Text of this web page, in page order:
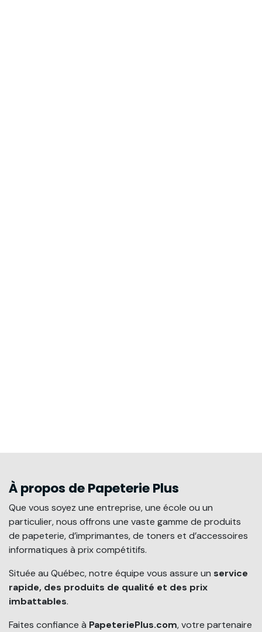
À propos de Papeterie Plus
Que vous soyez une entreprise, une école ou un
particulier, nous offrons une vaste gamme de produits
de papeterie, d’imprimantes, de toners et d’accessoires
informatiques à prix compétitifs.
Située au Québec, notre équipe vous assure un service
rapide, des produits de qualité et des prix
imbattables.
Faites confiance à PapeteriePlus.com, votre partenaire